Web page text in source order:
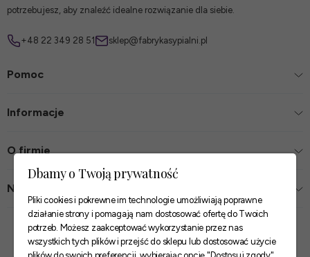
potrzebujesz, aby znaleźć idealne rozwiązanie dla siebie.
+48 22 349 28 51 sklep@fabrykasypialni.pl
Pomoc
Informacje
O firmie
Nasze sklepy
Zaufane płatności
Dbamy o Twoją prywatność
Pliki cookies i pokrewne im technologie umożliwiają poprawne
działanie strony i pomagają nam dostosować ofertę do Twoich
potrzeb. Możesz zaakceptować wykorzystanie przez nas
wszystkich tych plików i przejść do sklepu lub dostosować użycie